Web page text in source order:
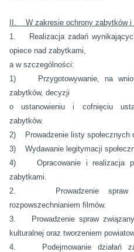
II. W zakresie ochrony zabytków i
1. Realizacja zadań
opiece nad zabytkami,
a w szczególności:
1) Przygotowywanie, na
zabytków, decyzji
o ustanowieniu i cofnięciu
zabytków.
2) Prowadzenie listy społecznych
3) Wydawanie legitymacji
4) Opracowanie i realizacja
zabytkami.
2. Prowadzenie spraw
rozpowszechnianiem filmów.
3. Prowadzenie spraw
kulturalnej oraz tworzeniem
4. Podejmowanie działań